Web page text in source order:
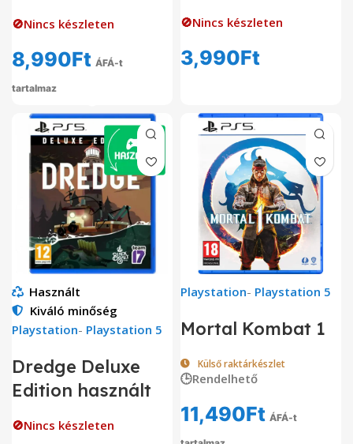
🚫Nincs készleten
8,990Ft ÁFÁ-t
tartalmaz
🚫Nincs készleten
3,990Ft
Használt
Kiváló minőség
Playstation- Playstation 5
Dredge Deluxe
Edition használt
🚫Nincs készleten
Playstation- Playstation 5
Mortal Kombat 1
Külső raktárkészlet
🕒Rendelhető
11,490Ft ÁFÁ-t